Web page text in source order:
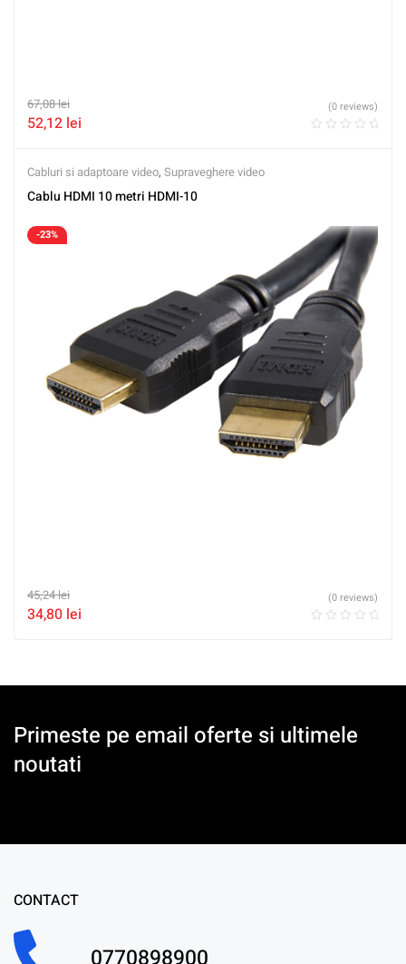
67,08lei
52,12 lei
(0 reviews)
Cabluri si adaptoare video, Supraveghere video
Cablu HDMI 10 metri HDMI-10
-23%
45,24lei
34,80 lei
(0 reviews)
Primeste pe email oferte si ultimele
noutati
CONTACT